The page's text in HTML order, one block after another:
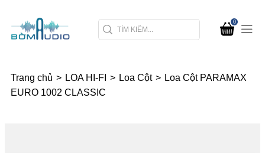
0
Trang chủ > LOA HI-FI > Loa Cột > Loa Cột PARAMAX
EURO 1002 CLASSIC